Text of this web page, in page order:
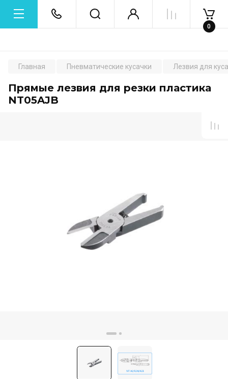
0
Главная Пневматические кусачки Лезвия для
Прямые лезвия для резки пластика
NT05AJB